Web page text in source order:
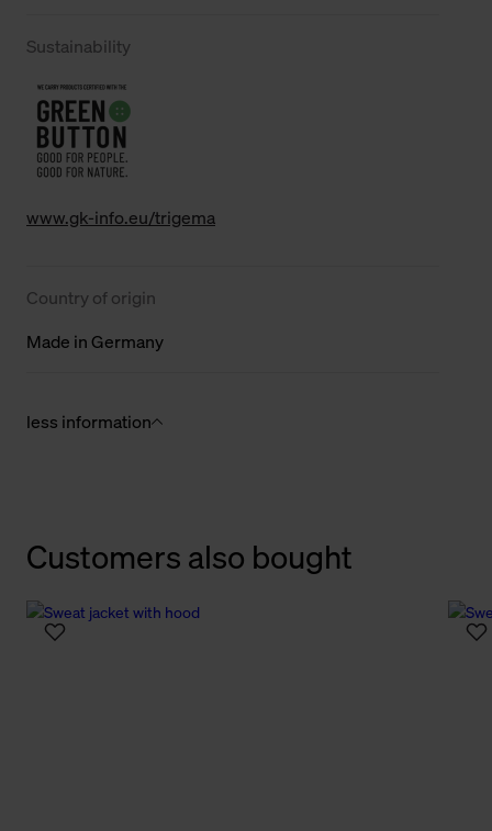
Sustainability
www.gk-info.eu/trigema
Country of origin
Made in Germany
less information
Customers also bought